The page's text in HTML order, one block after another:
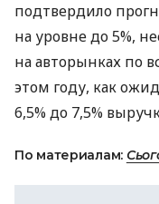
подтвердило
на уровне до 5%,
на авторынках по
этом году, как
6,5% до 7,5%
По материалам: